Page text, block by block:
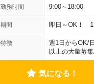
勤務時間 9:00～18:00
期間 即日～OK！ 1
特徴 週1日からOK/
以上の大量募集
気になる！